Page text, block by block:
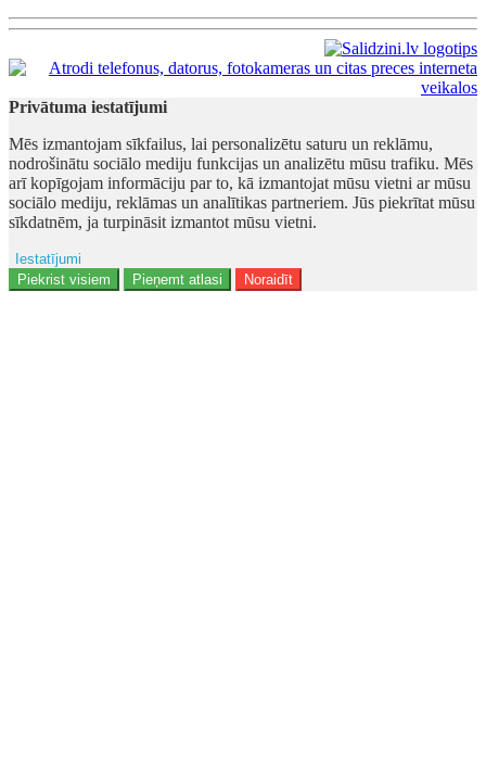
Privātuma iestatījumi
Mēs izmantojam sīkfailus, lai personalizētu saturu un reklāmu,
nodrošinātu sociālo mediju funkcijas un analizētu mūsu trafiku. Mēs
arī kopīgojam informāciju par to, kā izmantojat mūsu vietni ar mūsu
sociālo mediju, reklāmas un analītikas partneriem. Jūs piekrītat mūsu
sīkdatnēm, ja turpināsit izmantot mūsu vietni.
Iestatījumi
Reklāma
Piekrist visiem Pieņemt atlasi Noraidīt